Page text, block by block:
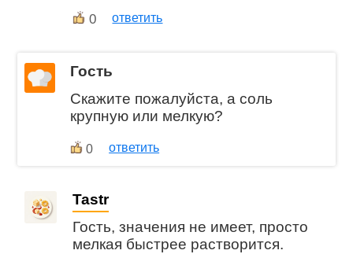
0 ответить
Гость
Скажите пожалуйста, а соль
крупную или мелкую?
0 ответить
Tastr
Гость, значения не имеет, просто
мелкая быстрее растворится.